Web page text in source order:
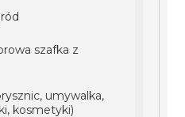
szafka z
umywalka,
kosmetyki)